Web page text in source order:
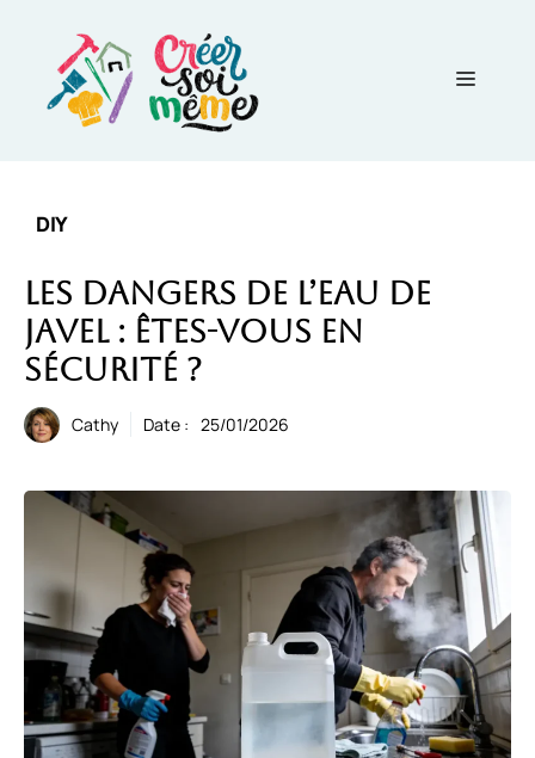
contenu
Menu
DIY
Les dangers de l’eau de
javel : Êtes-vous en
sécurité ?
Cathy Date : 25/01/2026